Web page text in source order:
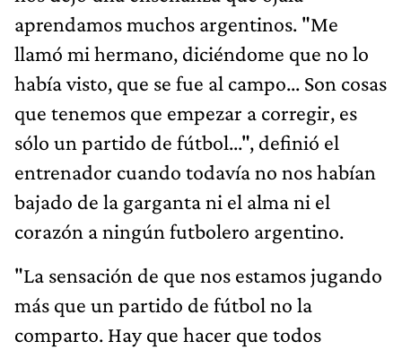
aprendamos muchos argentinos. "Me
llamó mi hermano, diciéndome que no lo
había visto, que se fue al campo... Son cosas
que tenemos que empezar a corregir, es
sólo un partido de fútbol...", definió el
entrenador cuando todavía no nos habían
bajado de la garganta ni el alma ni el
corazón a ningún futbolero argentino.
"La sensación de que nos estamos jugando
más que un partido de fútbol no la
comparto. Hay que hacer que todos